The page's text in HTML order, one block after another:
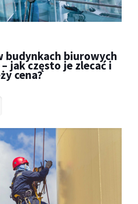
budynkach biurowych
jak często je zlecać i
cena?